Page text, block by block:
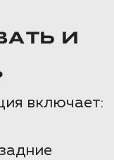
И
включает: